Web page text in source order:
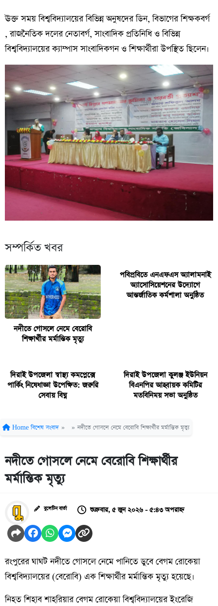
ঊক্ত সময় বিশ্ববিদ্যালয়ের বিভিন্ন অনুষদের ডিন, বিভাগের শিক্ষকবর্গ
, রাজনৈতিক দলের নেতাবর্গ, সাংবাদিক প্রতিনিধি ও বিভিন্ন
বিশ্ববিদ্যালয়ের ক্যাম্পাস সাংবাদিকগন ও শিক্ষার্থীরা উপস্থিত ছিলেন।
সম্পর্কিত খবর
নদীতে গোসলে নেমে বেরোবি
শিক্ষার্থীর মর্মান্তিক মৃত্যু
পবিপ্রবিতে এনএফএস অ্যালামনাই
অ্যাসোসিয়েশনের উদ্যোগে
আন্তর্জাতিক কর্মশালা অনুষ্ঠিত
দিরাই উপজেলা স্বাস্থ্য কমপ্লেক্সে
পার্কিং নিষেধাজ্ঞা উপেক্ষিত: জরুরি
সেবায় বিঘ্ন
দিরাই উপজেলা কুলঞ্জ ইউনিয়ন
বিএনপির আহ্বায়ক কমিটির
মতবিনিময় সভা অনুষ্ঠিত
Home বিশেষ সংবাদ » » নদীতে গোসলে নেমে বেরোবি শিক্ষার্থীর মর্মান্তিক মৃত্যু
নদীতে গোসলে নেমে বেরোবি শিক্ষার্থীর
মর্মান্তিক মৃত্যু
বুলেটিন বার্তা শুক্রবার, ৫ জুন ২০২৬ - ৫:৪৩ অপরাহ্ন
রংপুরের ঘাঘট নদীতে গোসলে নেমে পানিতে ডুবে বেগম রোকেয়া
বিশ্ববিদ্যালয়ের (বেরোবি) এক শিক্ষার্থীর মর্মান্তিক মৃত্যু হয়েছে।
নিহত শিহাব শাহরিয়ার বেগম রোকেয়া বিশ্ববিদ্যালয়ের ইংরেজি